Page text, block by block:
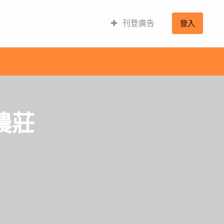
刊登廣告 登入
莊